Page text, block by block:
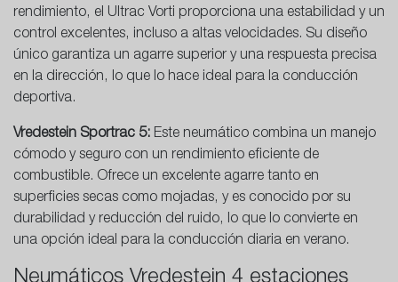
rendimiento, el Ultrac Vorti proporciona una estabilidad y un
control excelentes, incluso a altas velocidades. Su diseño
único garantiza un agarre superior y una respuesta precisa
en la dirección, lo que lo hace ideal para la conducción
deportiva.
Vredestein Sportrac 5: Este neumático combina un manejo
cómodo y seguro con un rendimiento eficiente de
combustible. Ofrece un excelente agarre tanto en
superficies secas como mojadas, y es conocido por su
durabilidad y reducción del ruido, lo que lo convierte en
una opción ideal para la conducción diaria en verano.